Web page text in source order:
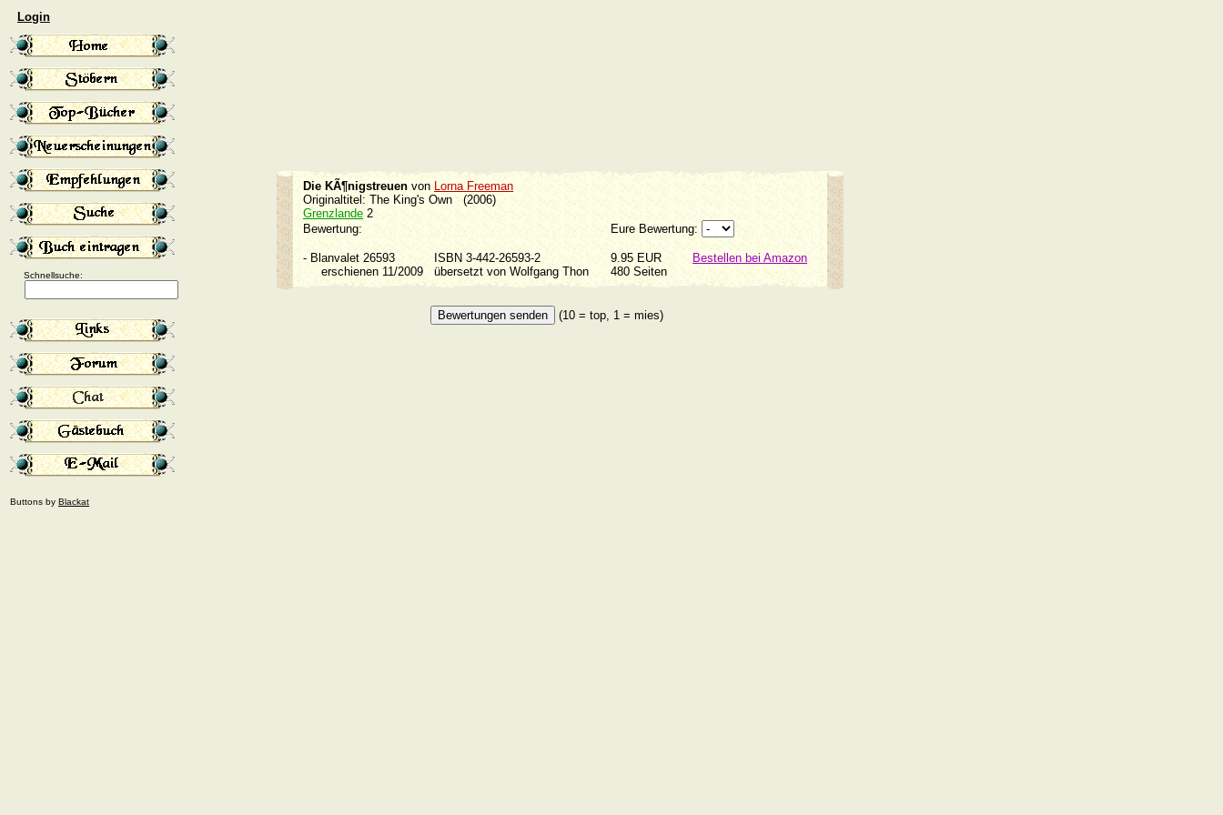
Login
Schnellsuche:
Buttons by Blackat
Die KÃ¶nigstreuenvon Lorna Freeman
Originaltitel: The King's Own (2006)
Grenzlande 2
Bewertung:
Eure Bewertung:
- Blanvalet 26593 ISBN 3-442-26593-2 9.95 EUR
Bestellen bei Amazon
erschienen 11/2009übersetzt von Wolfgang Thon480 Seiten
(10 = top, 1 = mies)